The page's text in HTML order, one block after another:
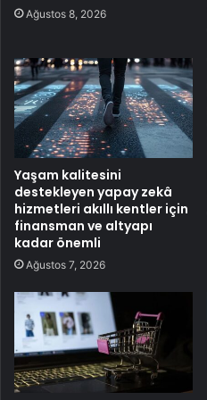
Ağustos 8, 2026
Yaşam kalitesini
destekleyen yapay zekâ
hizmetleri akıllı kentler için
finansman ve altyapı
kadar önemli
Ağustos 7, 2026